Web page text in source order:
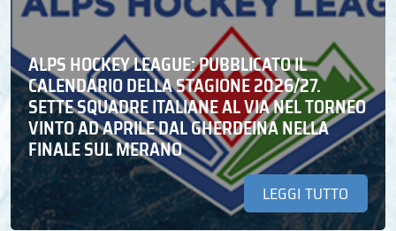
ALPS HOCKEY LEAGUE: PUBBLICATO IL
CALENDARIO DELLA STAGIONE 2026/27.
SETTE SQUADRE ITALIANE AL VIA NEL TORNEO
VINTO AD APRILE DAL GHERDEINA NELLA
FINALE SUL MERANO
LEGGI TUTTO